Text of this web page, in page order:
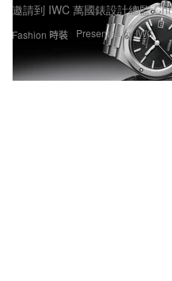
Fashion 時裝
邀請到 IWC 萬國錶設計總監
Presented by IWC